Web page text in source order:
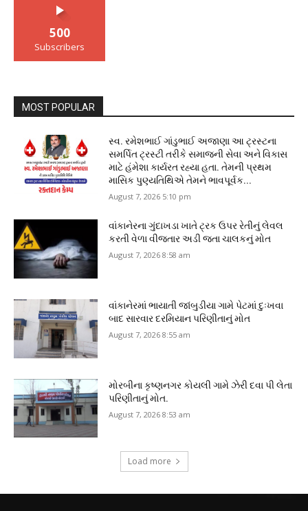
500
Subscribers
MOST POPULAR
સ્વ. રમેશભાઈ ગાંડુભાઈ અજાણા આ ટ્રસ્ટના
સમર્પિત ટ્રસ્ટી તરીકે સમાજની સેવા અને વિકાસ
માટે હંમેશા કાર્યરત રહ્યા હતા. તેમની પ્રથમ
માસિક પુણ્યતિથિએ તેમને ભાવપૂર્વક...
August 7, 2026 5:10 pm
વાંકાનેરના ગુંદાખડા ખાતે ટ્રક ઉપર રેતીનું લેવલ
કરતી વેળા વીજતાર અડી જતા ચાલકનું મોત
August 7, 2026 8:58 am
વાંકાનેરમાં ભાયાતી જાંબુડીયા ગામે પેટમાં દુઃખવા
બાદ સારવાર દરમિયાન પરિણીતાનું મોત
August 7, 2026 8:55 am
મોરબીના કૃષ્ણનગર કોયલી ગામે ઝેરી દવા પી લેતા
પરિણીતાનું મોત.
August 7, 2026 8:53 am
Load more